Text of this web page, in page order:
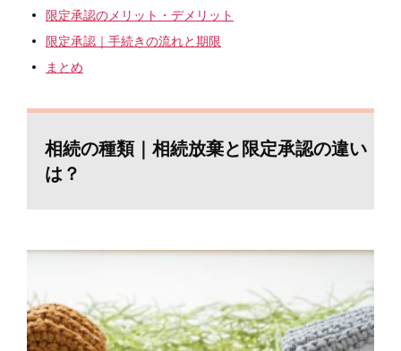
限定承認のメリット・デメリット
限定承認｜手続きの流れと期限
まとめ
相続の種類｜相続放棄と限定承認の違い
は？